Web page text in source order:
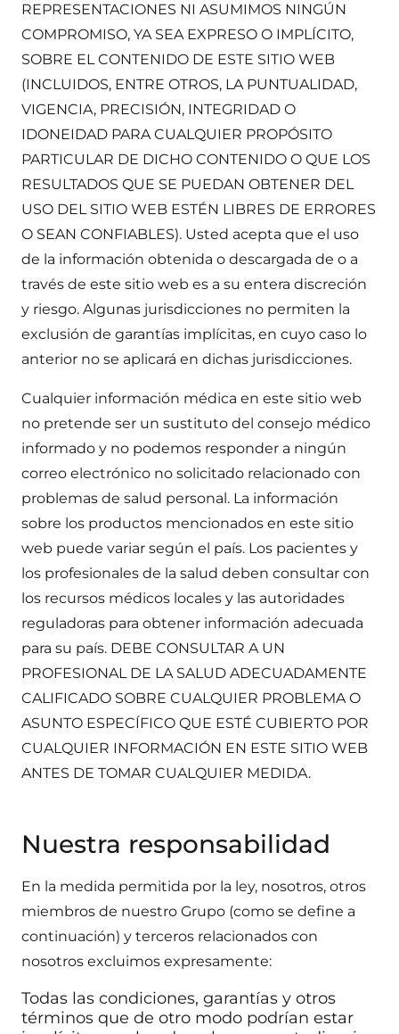
REPRESENTACIONES NI ASUMIMOS NINGÚN
COMPROMISO, YA SEA EXPRESO O IMPLÍCITO,
SOBRE EL CONTENIDO DE ESTE SITIO WEB
(INCLUIDOS, ENTRE OTROS, LA PUNTUALIDAD,
VIGENCIA, PRECISIÓN, INTEGRIDAD O
IDONEIDAD PARA CUALQUIER PROPÓSITO
PARTICULAR DE DICHO CONTENIDO O QUE LOS
RESULTADOS QUE SE PUEDAN OBTENER DEL
USO DEL SITIO WEB ESTÉN LIBRES DE ERRORES
O SEAN CONFIABLES). Usted acepta que el uso
de la información obtenida o descargada de o a
través de este sitio web es a su entera discreción
y riesgo. Algunas jurisdicciones no permiten la
exclusión de garantías implícitas, en cuyo caso lo
anterior no se aplicará en dichas jurisdicciones.
Cualquier información médica en este sitio web
no pretende ser un sustituto del consejo médico
informado y no podemos responder a ningún
correo electrónico no solicitado relacionado con
problemas de salud personal. La información
sobre los productos mencionados en este sitio
web puede variar según el país. Los pacientes y
los profesionales de la salud deben consultar con
los recursos médicos locales y las autoridades
reguladoras para obtener información adecuada
para su país. DEBE CONSULTAR A UN
PROFESIONAL DE LA SALUD ADECUADAMENTE
CALIFICADO SOBRE CUALQUIER PROBLEMA O
ASUNTO ESPECÍFICO QUE ESTÉ CUBIERTO POR
CUALQUIER INFORMACIÓN EN ESTE SITIO WEB
ANTES DE TOMAR CUALQUIER MEDIDA.
Nuestra responsabilidad
En la medida permitida por la ley, nosotros, otros
miembros de nuestro Grupo (como se define a
continuación) y terceros relacionados con
nosotros excluimos expresamente:
Todas las condiciones, garantías y otros
términos que de otro modo podrían estar